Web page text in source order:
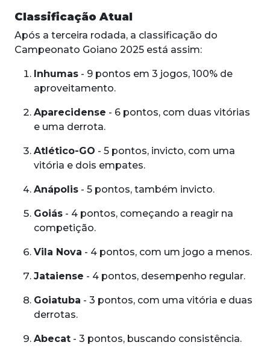
Classificação Atual
Após a terceira rodada, a classificação do
Campeonato Goiano 2025 está assim:
Inhumas - 9 pontos em 3 jogos, 100% de
aproveitamento.
Aparecidense - 6 pontos, com duas vitórias
e uma derrota.
Atlético-GO - 5 pontos, invicto, com uma
vitória e dois empates.
Anápolis - 5 pontos, também invicto.
Goiás - 4 pontos, começando a reagir na
competição.
Vila Nova - 4 pontos, com um jogo a menos.
Jataiense - 4 pontos, desempenho regular.
Goiatuba - 3 pontos, com uma vitória e duas
derrotas.
Abecat - 3 pontos, buscando consistência.